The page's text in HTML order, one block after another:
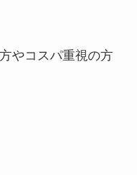
やコスパ重視の方